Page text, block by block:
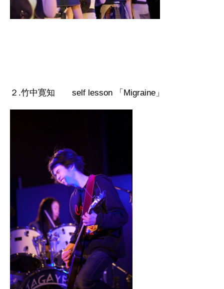
２.竹中寛知 self lesson 「Migraine」